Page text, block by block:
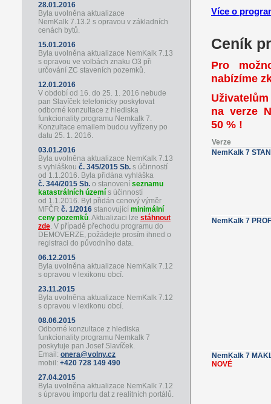
Více o
Ceník
Pro
nabízíme
na verze
50 % !
Verze
NemKalk 7
NemKalk 7
NemKalk 7
NOVÉ
28.01.2016
Byla uvolněna aktualizace
NemKalk 7.13.2 s opravou v základních
cenách bytů.
15.01.2016
Byla uvolněna aktualizace NemKalk 7.13
s opravou ve volbách znaku O3 při
určování ZC staveních pozemků.
12.01.2016
V období od 16. do 25. 1. 2016 nebude
pan Slavíček telefonicky poskytovat
odborné konzultace z hlediska
funkcionality programu Nemkalk 7.
Konzultace emailem budou vyřízeny po
datu 25. 1. 2016.
03.01.2016
Byla uvolněna aktualizace NemKalk 7.13
s vyhláškou č. 345/2015 Sb. s účinností
od 1.1.2016. Byla přidána vyhláška
č. 344/2015 Sb. o stanovení seznamu
katastrálních území s účinností
od 1.1.2016. Byl přidán cenový výměr
MFČR č. 1/2016 stanovující minimální
ceny pozemků. Aktualizaci lze stáhnout
zde. V případě přechodu programu do
DEMOVERZE, požádejte prosím ihned o
registraci do původního data.
06.12.2015
Byla uvolněna aktualizace NemKalk 7.12
s opravou v lexikonu obcí.
23.11.2015
Byla uvolněna aktualizace NemKalk 7.12
s opravou v lexikonu obcí.
08.06.2015
Odborné konzultace z hlediska
funkcionality programu Nemkalk 7
poskytuje pan Josef Slavíček.
Email: onera@volny.cz
mobil: +420 728 149 490
27.04.2015
Byla uvolněna aktualizace NemKalk 7.12
s úpravou importu dat z realitních portálů.